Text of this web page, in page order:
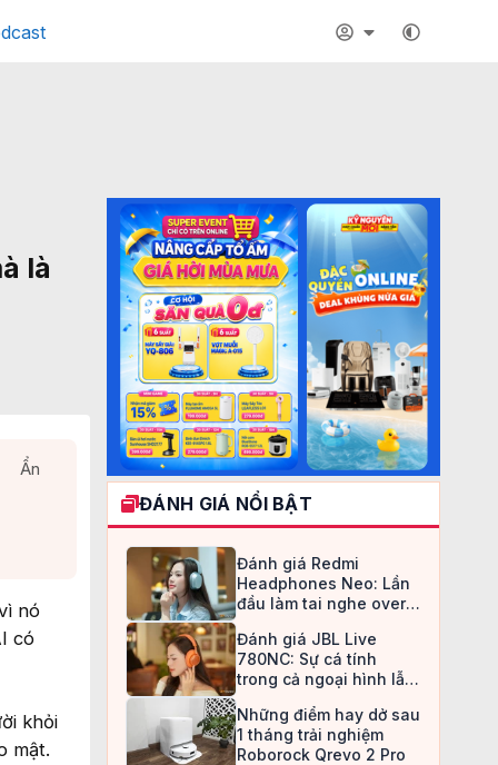
là
Ẩn
nó
có
khỏi
mật.
ĐÁNH GIÁ NỔI BẬT
Đánh giá Redmi
Headphones Neo: Lần
đầu làm tai nghe over-
an toàn
Đánh giá JBL Live
780NC: Sự cá tính
trong cả ngoại hình lẫn
Những điểm hay dở sau
1 tháng trải nghiệm
Roborock Qrevo 2 Pro